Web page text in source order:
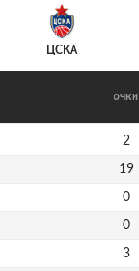
ЦСКА
очки
2
19
0
0
3